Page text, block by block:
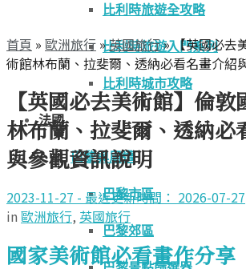
比利時旅遊全攻略
比利時旅遊入門系列
比利時城市攻略
法國
巴黎與周遭
巴黎市區
巴黎郊區
首頁 » 歐洲旅行 »英國旅行»【英國必去
術館林布蘭、拉斐爾、透納必看名畫介紹
【英國必去美術館】倫
林布蘭、拉斐爾、透納必
與參觀資訊說明
2023-11-27 - 最近更新時間： 2026-07-27
in 歐洲旅行, 英國旅行
國家美術館必看畫作分享